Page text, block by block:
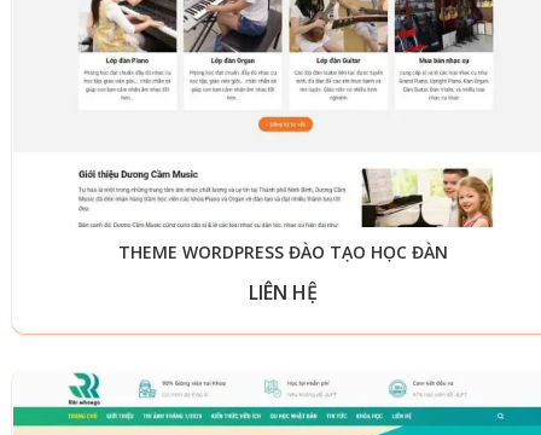
THEME WORDPRESS ĐÀO TẠO HỌC ĐÀN
LIÊN HỆ